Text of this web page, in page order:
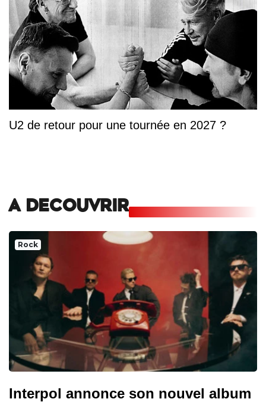
U2 de retour pour une tournée en 2027 ?
A DECOUVRIR
Rock
Interpol annonce son nouvel album